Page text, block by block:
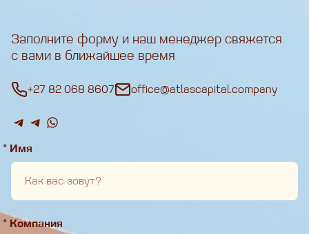
Заполните форму и наш менеджер свяжется
с вами в ближайшее время
+27 82 068 8607 office@atlascapital.company
* Имя
* Компания